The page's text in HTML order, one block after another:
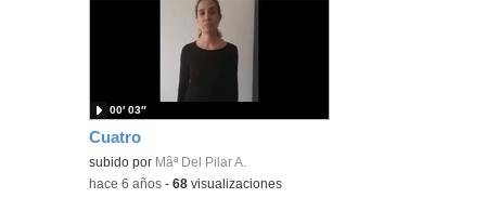
Cuatro
subido por Mâª Del Pilar A.
00′ 03″
-hace 6 años -68 visualizaciones